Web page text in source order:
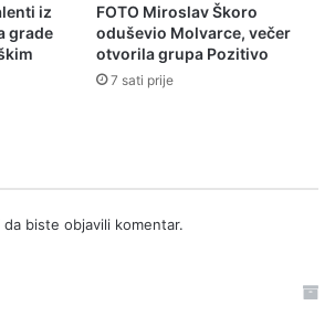
iz
grade
FOTO Miroslav Škoro
oduševio Molvarce, večer
otvorila grupa Pozitivo
7 sati prije
da biste objavili komentar.